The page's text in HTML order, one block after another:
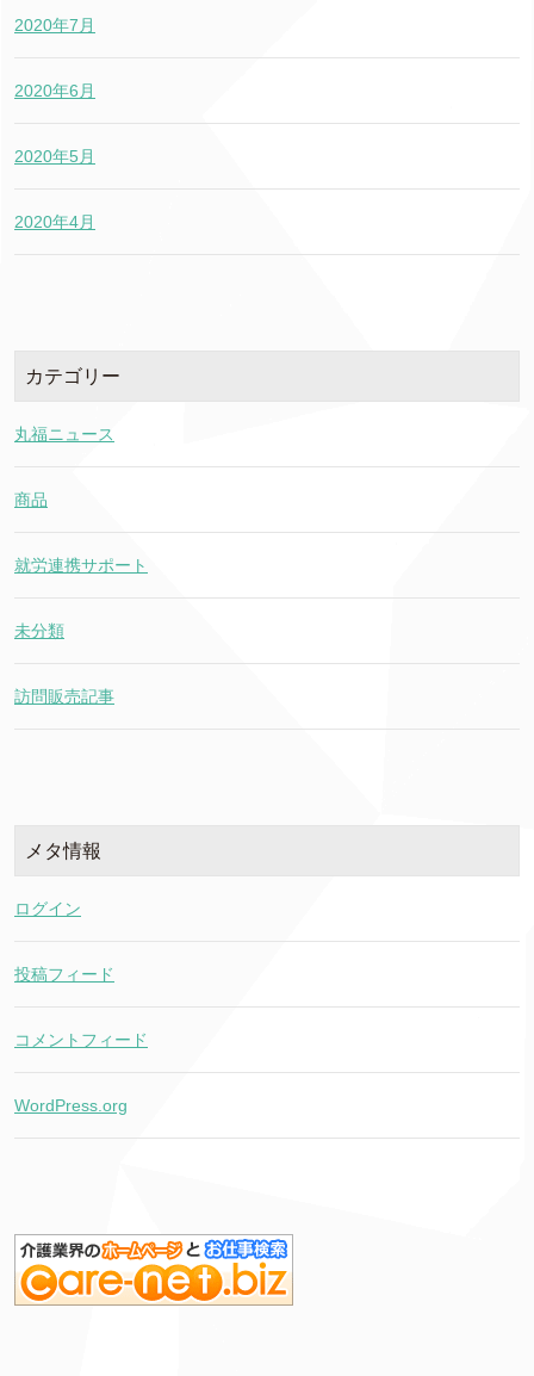
2020年7月
2020年6月
2020年5月
2020年4月
カテゴリー
丸福ニュース
商品
就労連携サポート
未分類
訪問販売記事
メタ情報
ログイン
投稿フィード
コメントフィード
WordPress.org